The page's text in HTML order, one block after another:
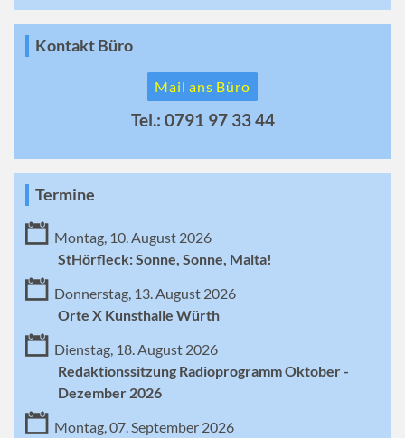
Kontakt Büro
Mail ans Büro
Tel.: 0791 97 33 44
Termine
Montag, 10. August 2026
StHörfleck: Sonne, Sonne, Malta!
Donnerstag, 13. August 2026
Orte X Kunsthalle Würth
Dienstag, 18. August 2026
Redaktionssitzung Radioprogramm Oktober -
Dezember 2026
Montag, 07. September 2026